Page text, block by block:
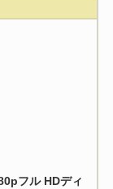
フル HDディ